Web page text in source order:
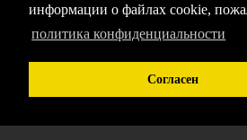
информации о файлах cookie,
политика конфиденциальности
Согласен
Новости